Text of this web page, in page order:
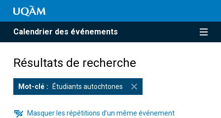
Calendrier des événements
Résultats de recherche
Mot-clé Étudiants autochtones
Masquer les répétitions d’un même événement